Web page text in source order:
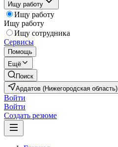
Ищу работу
Ищу работу
Ищу работу
Ищу сотрудника
Сервисы
Помощь
Ещё
Поиск
Ардатов (Нижегородская область)
Войти
Войти
Создать резюме